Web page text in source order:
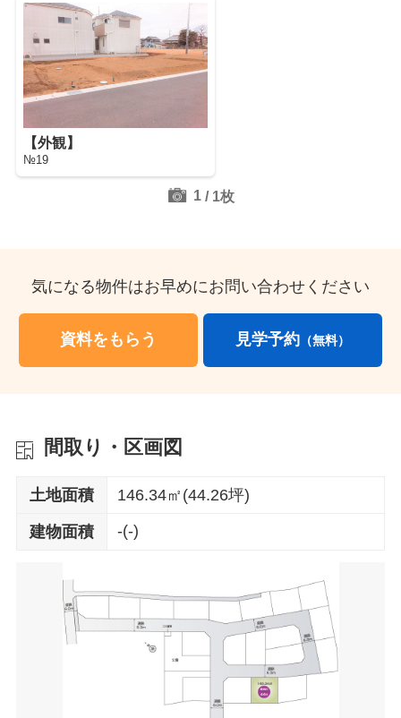
【外観】
№19
1/ 1枚
気になる物件はお早めにお問い合わせください
資料をもらう 見学予約 （無料）
間取り・区画図
土地面積 146.34㎡(44.26坪)
建物面積 -(-)